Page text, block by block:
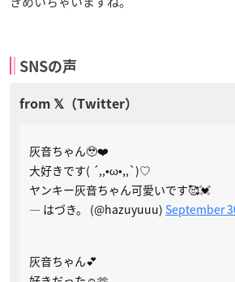
SNSの声
灰音ちゃん🥹❤️
大好きです( ´,,•ω•,,`)♡
ヤンキー灰音ちゃん可愛いです🥰💓
— はづき。 (@hazuyuuu) September
灰音ちゃん💕